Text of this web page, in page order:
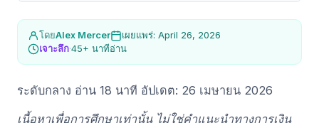
โดยAlex Mercer
เผยแพร่: April 26, 2026
เจาะลึก·45+ นาทีอ่าน
ระดับกลาง อ่าน 18 นาที อัปเดต: 26 เมษายน 2026
เนื้อหาเพื่อการศึกษาเท่านั้น ไม่ใช่คำแนะนำทางการเงิน